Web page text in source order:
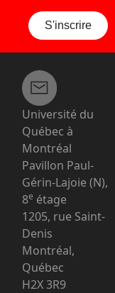
S'inscrire
Université du
Québec à
Montréal
Pavillon Paul-
Gérin-Lajoie (N),
8e étage
1205, rue Saint-
Denis
Montréal,
Québec
H2X 3R9